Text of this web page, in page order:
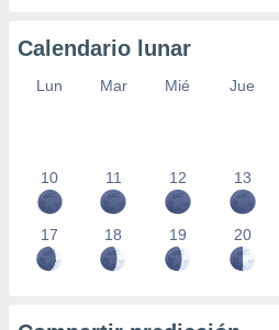
Calendario lunar
Lun Mar Mié Jue
10 11 12 13
17 18 19 20